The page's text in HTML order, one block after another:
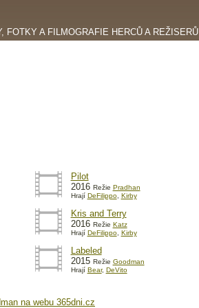
FOTKY A FILMOGRAFIE HERCŮ A REŽISERŮ
Pilot
2016 Režie Pradhan
Hrají DeFilippo, Kirby
Kris and Terry
2016 Režie Katz
Hrají DeFilippo, Kirby
Labeled
2015 Režie Goodman
Hrají Bear, DeVito
na webu 365dni.cz